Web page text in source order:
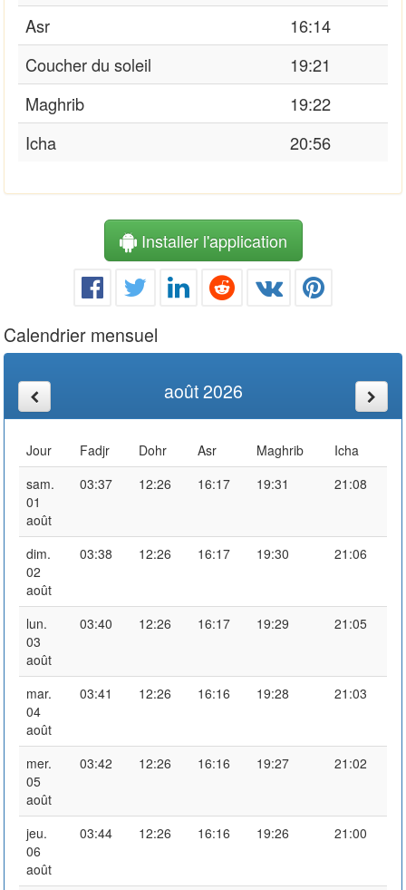
Asr
16:14
Coucher du soleil
19:21
Maghrib
19:22
Icha
20:56
Installer l'application
Calendrier mensuel
août 2026
Jour Fadjr Dohr Asr Maghrib
Icha
sam.
01
août
03:37 12:26 16:17 19:31 21:08
dim.
02
août
03:38 12:26 16:17 19:30 21:06
lun.
03
août
03:40 12:26 16:17 19:29 21:05
mar.
04
août
03:41 12:26 16:16 19:28 21:03
mer.
05
août
03:42 12:26 16:16 19:27 21:02
jeu.
06
août
03:44 12:26 16:16 19:26 21:00